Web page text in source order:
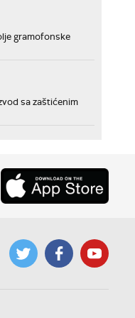
gramofonske
sa zaštićenim